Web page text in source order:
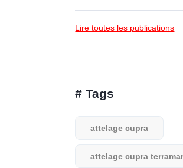
Lire toutes les publications
# Tags
attelage cupra
attelage cupra